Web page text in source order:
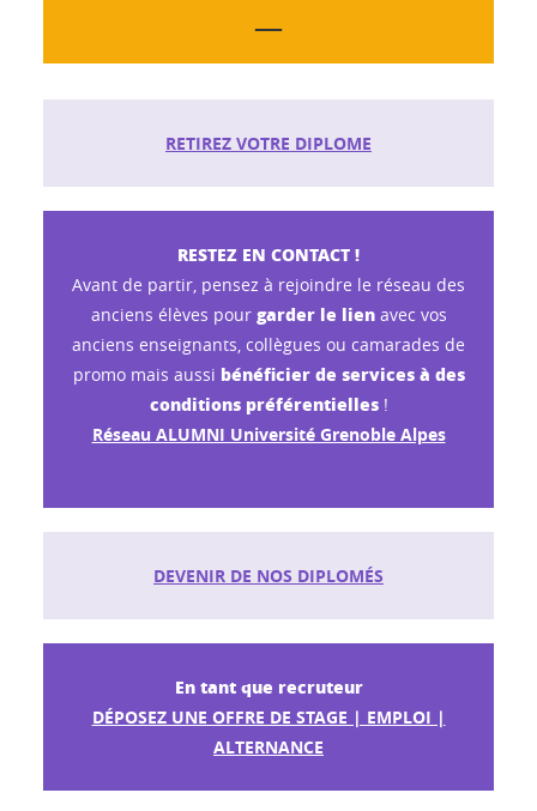
RETIREZ VOTRE DIPLOME
RESTEZ EN CONTACT !
Avant de partir, pensez à rejoindre le réseau des
anciens élèves pour garder le lien avec vos
anciens enseignants, collègues ou camarades de
promo mais aussi bénéficier de services à des
conditions préférentielles !
Réseau ALUMNI Université Grenoble Alpes
DEVENIR DE NOS DIPLOMÉS
En tant que recruteur
DÉPOSEZ UNE OFFRE DE STAGE | EMPLOI |
ALTERNANCE